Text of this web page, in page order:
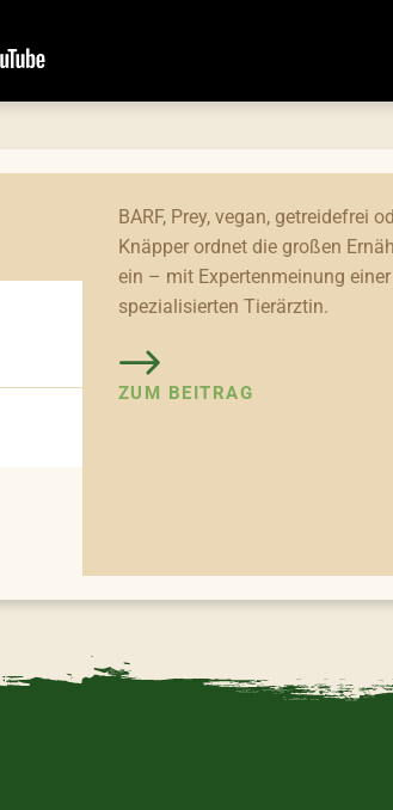
BARF, Prey, vegan, getreidefrei
Knäpper ordnet die großen
ein – mit Expertenmeinung
spezialisierten Tierärztin.
ZUM BEITRAG